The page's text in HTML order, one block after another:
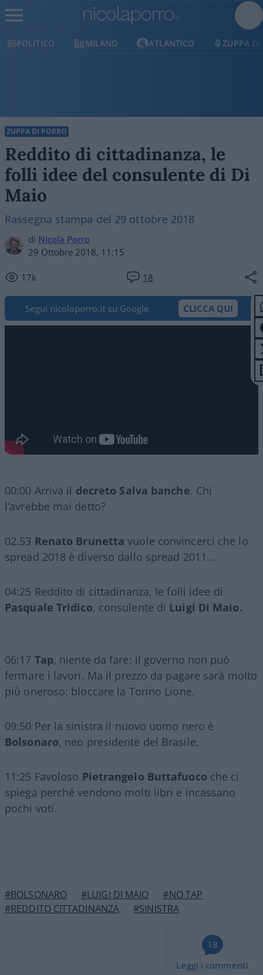
MILANO ATLANTICO ZUPPA DI PORRO
ZUPPA DI PORRO
Reddito di cittadinanza, le
folli idee del consulente di Di
Maio
Rassegna stampa del 29 ottobre 2018
di Nicola Porro
29 Ottobre 2018, 11:15
17k 18
Segui nicolaporro.it su Google CLICCA QUI
00:00 Arriva il decreto Salva banche. Chi
l’avrebbe mai detto?
02.53 Renato Brunetta vuole convincerci che lo
spread 2018 è diverso dallo spread 2011…
04:25 Reddito di cittadinanza, le folli idee di
Pasquale Tridico, consulente di Luigi Di Maio.
06:17 Tap, niente da fare: il governo non può
fermare i lavori. Ma il prezzo da pagare sarà molto
più oneroso: bloccare la Torino Lione.
09:50 Per la sinistra il nuovo uomo nero è
Bolsonaro, neo presidente del Brasile.
11:25 Favoloso Pietrangelo Buttafuoco che ci
spiega perché vendono molti libri e incassano
pochi voti.
#BOLSONARO #LUIGI DI MAIO
#NO TAP
#REDDITO CITTADINANZA
#SINISTRA
18
Leggi i commenti